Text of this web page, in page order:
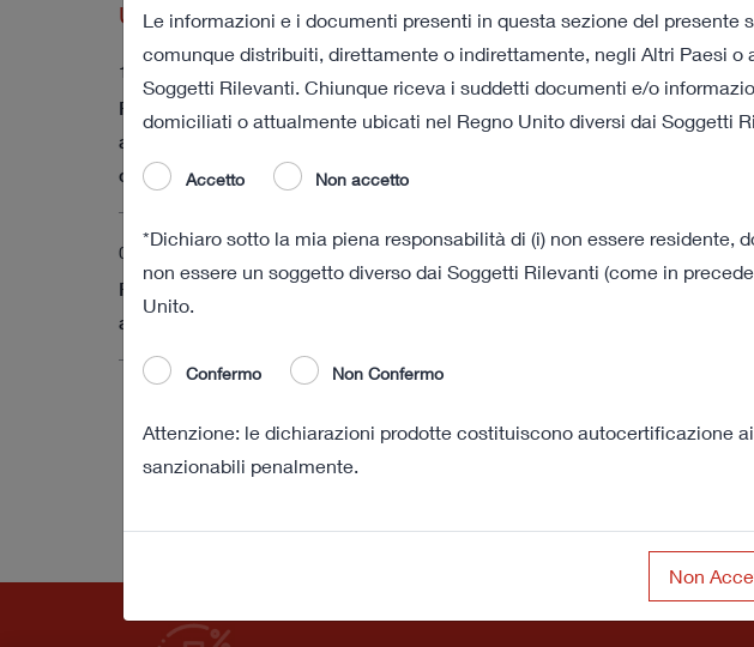
Ultimi Comunicati Stampa
12 agosto 2022 18:00
Revoca dalla quotazione e negoziazione delle
azioni ordinarie di Cattolica a decorrere dalla
data odierna
167 KB
03 agosto 2022 18:01
Risultati definitivi della procedura di obbligo di
acquisto
Le informazioni e i documenti presenti in questa sezione del
comunque distribuiti, direttamente o indirettamente, negli Altri Paesi
Soggetti Rilevanti. Chiunque riceva i suddetti documenti e/o
domiciliati o attualmente ubicati nel Regno Unito diversi dai Soggetti
Accetto Non accetto
*Dichiaro sotto la mia piena responsabilità di (i) non essere
non essere un soggetto diverso dai Soggetti Rilevanti (come in
Unito.
Confermo Non Confermo
Attenzione: le dichiarazioni prodotte costituiscono autocertificazione
sanzionabili penalmente.
Non